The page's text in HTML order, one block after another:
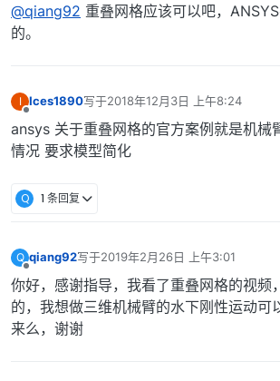
@qiang92 重叠网格应该可以吧，
的。
I Ices1890写于2018年12月3日 上午8:24
最后由 编辑
ansys 关于重叠网格的官方案例就是机械
情况 要求模型简化
Q 1 条回复
Q qiang92写于2019年2月26日 上午3:01
最后由 编辑
你好，感谢指导，我看了重叠网格的视频
的，我想做三维机械臂的水下刚性运动可
来么，谢谢